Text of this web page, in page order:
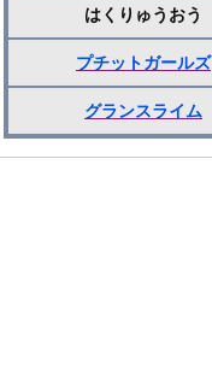
はくりゅうおう
プチットガールズ
グランスライム